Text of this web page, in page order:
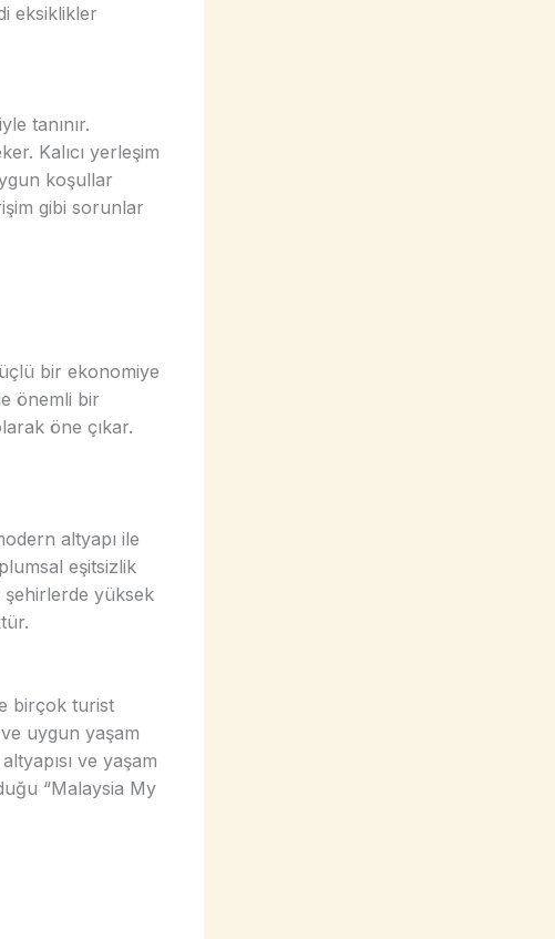
eksiklikler
tanınır.
Kalıcı yerleşim
koşullar
gibi sorunlar
bir ekonomiye
önemli bir
öne çıkar.
altyapı ile
eşitsizlik
şehirlerde yüksek
birçok turist
uygun yaşam
ve yaşam
“Malaysia My